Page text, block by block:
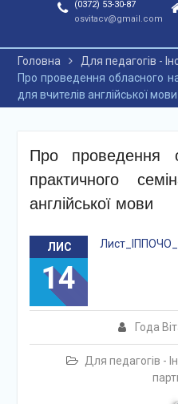
(0372) 53-30-87
osvitacv@gmail.com
Головна
Для педагогів -
Про проведення обласного
для вчителів англійської мови
Про проведення
практичного
англійської мови
ЛИС
14
Года
Для педагогів -